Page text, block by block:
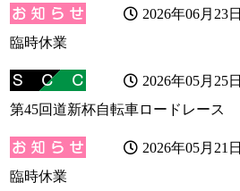
2026年06月23日
臨時休業
2026年05月25日
第45回道新杯自転車ロードレース
2026年05月21日
臨時休業